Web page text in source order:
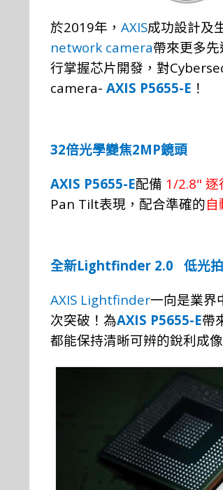
於2019年 ， AXIS成功設計及
network camera帶來更多先
行掌握芯片開發， 對
camera- AXIS P5655-E ！
32倍光學變焦2MP鏡頭
AXIS P5655-E配備 1/2.8" 逐
Pan Tilt表現，配合準確的自
全新Lightfinder 2.0 低光
AXIS Lightfinder一向是業界
次突破！ 為AXIS P5655-E帶
都能保持清晰可辨的銳利 成像